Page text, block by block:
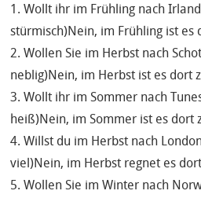
1. Wollt ihr im Frühling nach
stürmisch)Nein, im Frühling ist es
2. Wollen Sie im Herbst nach
neblig)Nein, im Herbst ist es dort
3. Wollt ihr im Sommer nach
heiß)Nein, im Sommer ist es dort
4. Willst du im Herbst nach
viel)Nein, im Herbst regnet es
5. Wollen Sie im Winter nach